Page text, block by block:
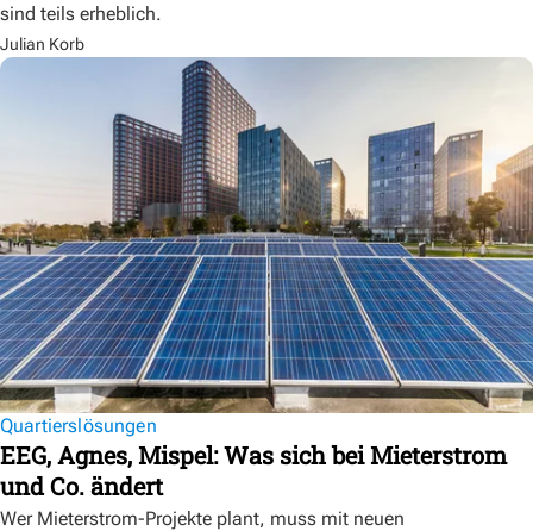
sind teils erheblich.
Julian Korb
Quartierslösungen
EEG, Agnes, Mispel: Was sich bei Mieterstrom
und Co. ändert
Wer Mieterstrom-Projekte plant, muss mit neuen